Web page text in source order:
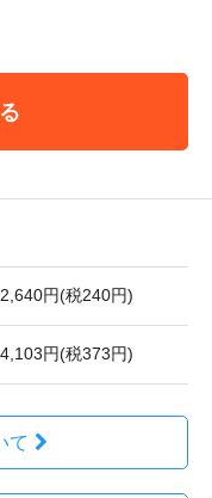
2,640円(税240円)
4,103円(税373円)
て